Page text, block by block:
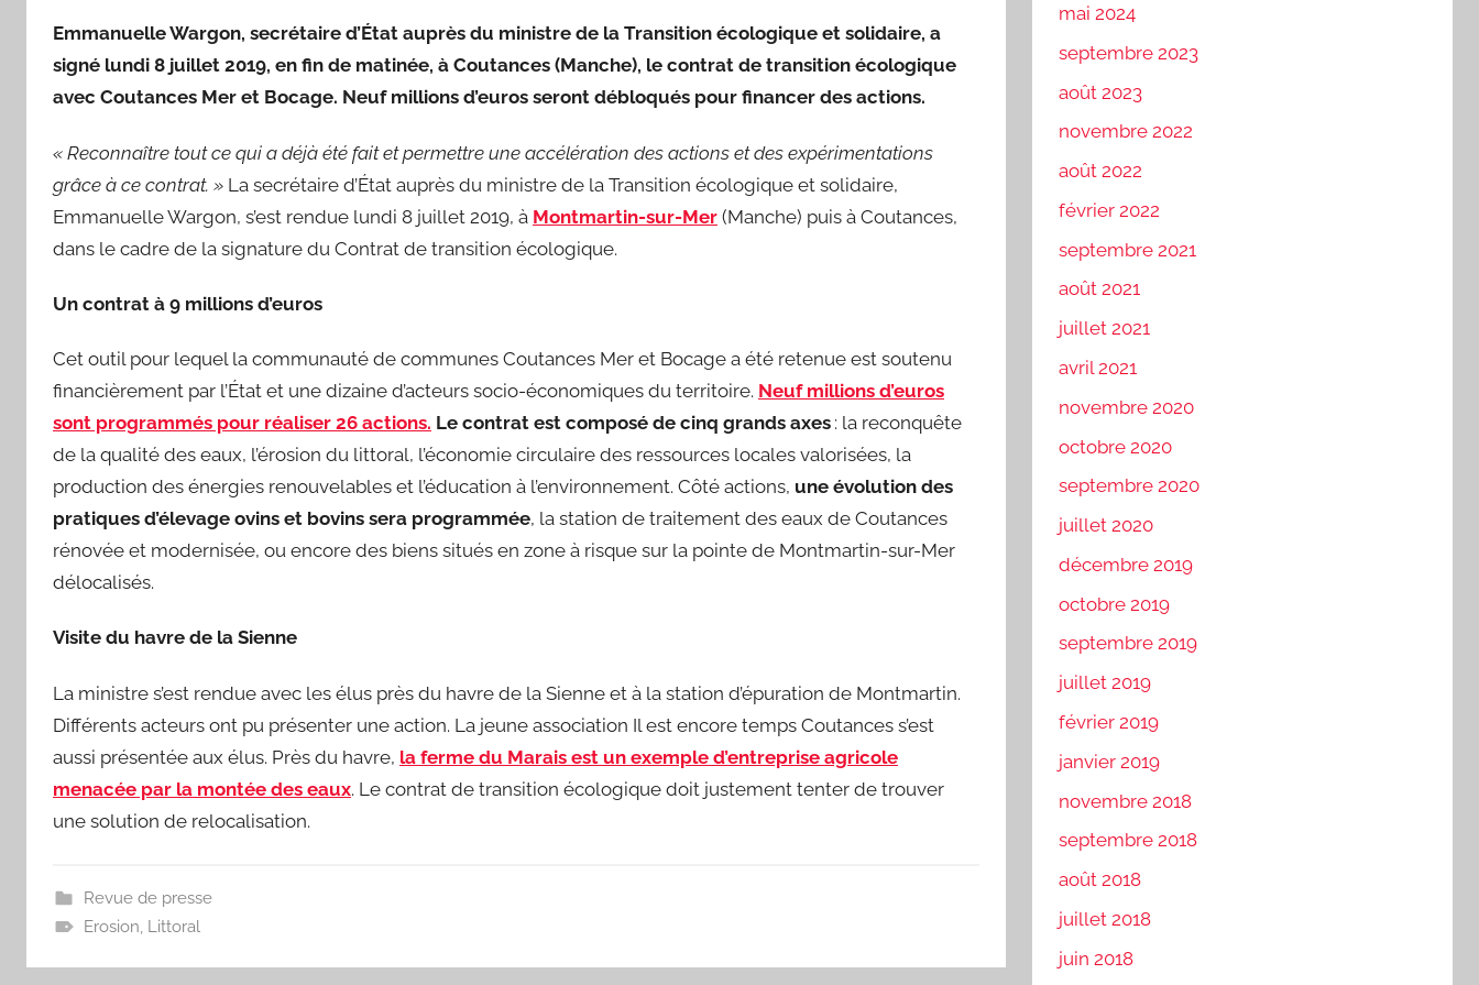
Emmanuelle Wargon, secrétaire d’État auprès du ministre de la Transition écologique et solidaire, a
signé lundi 8 juillet 2019, en fin de matinée, à Coutances (Manche), le contrat de transition écologique
avec Coutances Mer et Bocage. Neuf millions d’euros seront débloqués pour financer des actions.
« Reconnaître tout ce qui a déjà été fait et permettre une accélération des actions et des expérimentations
grâce à ce contrat. » La secrétaire d’État auprès du ministre de la Transition écologique et solidaire,
Emmanuelle Wargon, s’est rendue lundi 8 juillet 2019, à Montmartin-sur-Mer (Manche) puis à Coutances,
dans le cadre de la signature du Contrat de transition écologique.
Un contrat à 9 millions d’euros
Cet outil pour lequel la communauté de communes Coutances Mer et Bocage a été retenue est soutenu
financièrement par l’État et une dizaine d’acteurs socio-économiques du territoire. Neuf millions d’euros
sont programmés pour réaliser 26 actions. Le contrat est composé de cinq grands axes : la reconquête
de la qualité des eaux, l’érosion du littoral, l’économie circulaire des ressources locales valorisées, la
production des énergies renouvelables et l’éducation à l’environnement. Côté actions, une évolution des
pratiques d’élevage ovins et bovins sera programmée, la station de traitement des eaux de Coutances
rénovée et modernisée, ou encore des biens situés en zone à risque sur la pointe de Montmartin-sur-Mer
délocalisés.
Visite du havre de la Sienne
La ministre s’est rendue avec les élus près du havre de la Sienne et à la station d’épuration de Montmartin.
Différents acteurs ont pu présenter une action. La jeune association Il est encore temps Coutances s’est
aussi présentée aux élus. Près du havre, la ferme du Marais est un exemple d’entreprise agricole
menacée par la montée des eaux. Le contrat de transition écologique doit justement tenter de trouver
une solution de relocalisation.
Revue de presse
Erosion, Littoral
mai 2024
septembre 2023
août 2023
novembre 2022
août 2022
février 2022
septembre 2021
août 2021
juillet 2021
avril 2021
novembre 2020
octobre 2020
septembre 2020
juillet 2020
décembre 2019
octobre 2019
septembre 2019
juillet 2019
février 2019
janvier 2019
novembre 2018
septembre 2018
août 2018
juillet 2018
juin 2018